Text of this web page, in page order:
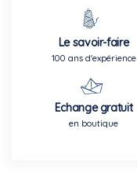
Le savoir-faire
100 ans d'expérience
Echange gratuit
en boutique